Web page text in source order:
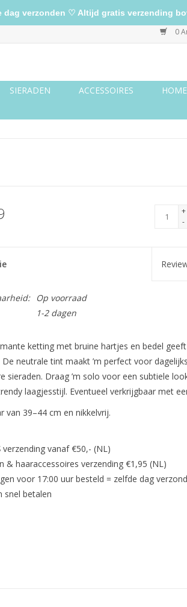
0
SIERADEN ACCESSOIRES
+
-
Op voorraad
1-2 dagen
ketting met bruine hartjes en bedel
neutrale tint maakt ’m perfect voor
sieraden. Draag ’m solo voor een subtiele
laagjesstijl. Eventueel verkrijgbaar met
van 39–44 cm en nikkelvrij.
verzending vanaf €50,- (NL)
& haaraccessoires verzending €1,95 (NL)
voor 17:00 uur besteld = zelfde dag
snel betalen
verzonden ♡ Altijd gratis verzending